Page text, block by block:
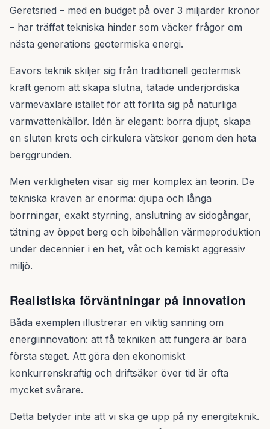
Geretsried – med en budget på över 3 miljarder kronor
– har träffat tekniska hinder som väcker frågor om
nästa generations geotermiska energi.
Eavors teknik skiljer sig från traditionell geotermisk
kraft genom att skapa slutna, tätade underjordiska
värmeväxlare istället för att förlita sig på naturliga
varmvattenkällor. Idén är elegant: borra djupt, skapa
en sluten krets och cirkulera vätskor genom den heta
berggrunden.
Men verkligheten visar sig mer komplex än teorin. De
tekniska kraven är enorma: djupa och långa
borrningar, exakt styrning, anslutning av sidogångar,
tätning av öppet berg och bibehållen värmeproduktion
under decennier i en het, våt och kemiskt aggressiv
miljö.
Realistiska förväntningar på innovation
Båda exemplen illustrerar en viktig sanning om
energiinnovation: att få tekniken att fungera är bara
första steget. Att göra den ekonomiskt
konkurrenskraftig och driftsäker över tid är ofta
mycket svårare.
Detta betyder inte att vi ska ge upp på ny energiteknik.